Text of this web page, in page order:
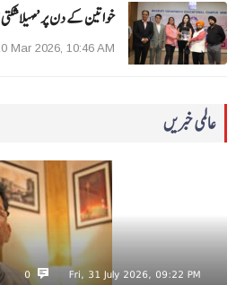
خواتین کے دن پر ’مہیلا
Mar 2026, 10:46 AM
عالمی خبریں
Fri, 31 July 2026, 09:22 PM
0